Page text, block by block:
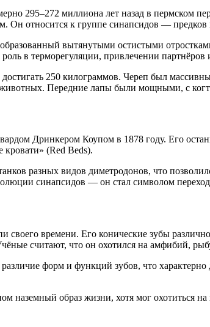
295–272 миллиона лет назад в пермском
Он относится к группе синапсидов —
вытянутыми остистыми
в терморегуляции, привлечении партнёров
достигать 250 килограммов. Череп был
Передние лапы были мощными, с
Дринкером Коупом в 1878 году. Его
(Red Beds).
разных видов диметродонов, что
синапсидов — он стал символом
времени. Его конические зубы
считают, что он охотился на амфибий,
форм и функций зубов, что
наземный образ жизни, хотя мог охотиться